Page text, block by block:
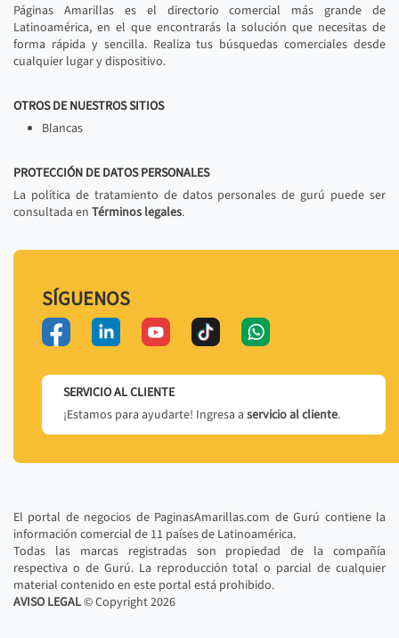
Páginas Amarillas es el directorio comercial más grande de
Latinoamérica, en el que encontrarás la solución que necesitas de
forma rápida y sencilla. Realiza tus búsquedas comerciales desde
cualquier lugar y dispositivo.
OTROS DE NUESTROS SITIOS
Blancas
PROTECCIÓN DE DATOS PERSONALES
La política de tratamiento de datos personales de gurú puede ser
consultada en Términos legales.
SÍGUENOS
SERVICIO AL CLIENTE
¡Estamos para ayudarte! Ingresa a servicio al cliente.
El portal de negocios de PaginasAmarillas.com de Gurú contiene la
información comercial de 11 países de Latinoamérica.
Todas las marcas registradas son propiedad de la compañía
respectiva o de Gurú. La reproducción total o parcial de cualquier
material contenido en este portal está prohibido.
AVISO LEGAL© Copyright2026